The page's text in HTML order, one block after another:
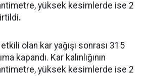
yüksek kesimlerde ise 2
.
olan kar yağışı sonrası 315
kapandı. Kar kalınlığının
yüksek kesimlerde ise 2